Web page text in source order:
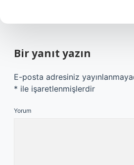
Bir yanıt yazın
E-posta adresiniz
* ile işaretlenmişlerdir
Yorum